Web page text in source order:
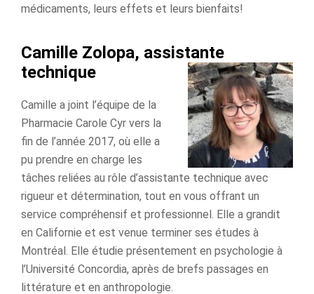
médicaments, leurs effets et leurs bienfaits!
Camille Zolopa, assistante
technique
Camille a joint l’équipe de la
Pharmacie Carole Cyr vers la
fin de l’année 2017, où elle a
pu prendre en charge les
tâches reliées au rôle d’assistante technique avec
rigueur et détermination, tout en vous offrant un
service compréhensif et professionnel. Elle a grandit
en Californie et est venue terminer ses études à
Montréal. Elle étudie présentement en psychologie à
l’Université Concordia, après de brefs passages en
littérature et en anthropologie.